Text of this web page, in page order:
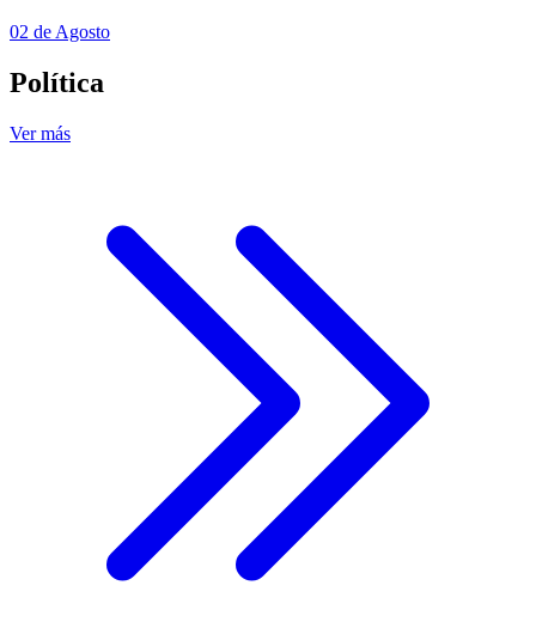
02 de Agosto
Política
Ver más